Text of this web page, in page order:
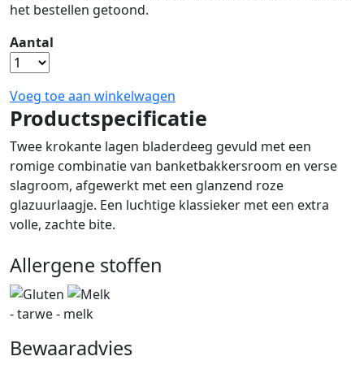
het bestellen getoond.
Aantal
Voeg toe aan winkelwagen
Productspecificatie
Twee krokante lagen bladerdeeg gevuld met een
romige combinatie van banketbakkersroom en verse
slagroom, afgewerkt met een glanzend roze
glazuurlaagje. Een luchtige klassieker met een extra
volle, zachte bite.
Allergene stoffen
- tarwe - melk
Bewaaradvies